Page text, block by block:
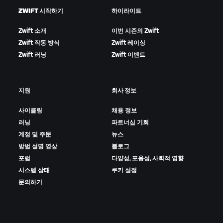
ZWIFT 시작하기
Zwift 소개
Zwift 작동 방식
Zwift 러닝
하이라이트
이번 시즌의 Zwift
Zwift 레이싱
Zwift 이벤트
지원
사이클링
러닝
계정 및 주문
방법 설명 영상
포럼
시스템 상태
문의하기
회사 정보
채용 정보
파트너십 기회
뉴스
블로그
다양성, 포용성, 사회적 영향
쿠키 설정